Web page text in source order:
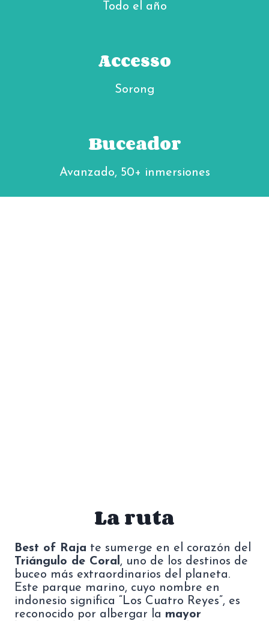
Todo el año
Accesso
Sorong
Buceador
Avanzado, 50+ inmersiones
La ruta
Best of Raja te sumerge en el corazón del
Triángulo de Coral, uno de los destinos de
buceo más extraordinarios del planeta.
Este parque marino, cuyo nombre en
indonesio significa “Los Cuatro Reyes”, es
reconocido por albergar la mayor